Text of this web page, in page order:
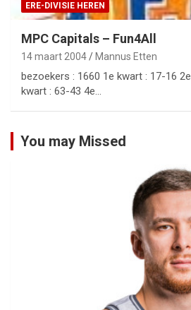
ERE-DIVISIE HEREN
MPC Capitals – Fun4All
14 maart 2004 Mannus Etten
bezoekers : 1660 1e kwart : 17-16
kwart : 63-43 4e…
You may Missed